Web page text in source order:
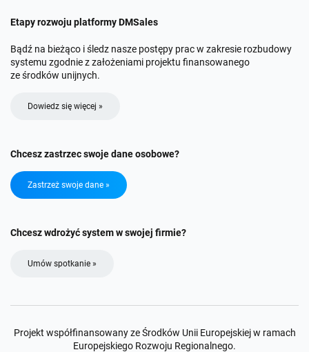
Etapy rozwoju platformy DMSales
Bądź na bieżąco i śledz nasze postępy prac w zakresie rozbudowy
systemu zgodnie z założeniami projektu finansowanego
ze środków unijnych.
Dowiedz się więcej »
Chcesz zastrzec swoje dane osobowe?
Zastrzeż swoje dane »
Chcesz wdrożyć system w swojej firmie?
Umów spotkanie »
Projekt współfinansowany ze Środków Unii Europejskiej w ramach
Europejskiego Rozwoju Regionalnego.